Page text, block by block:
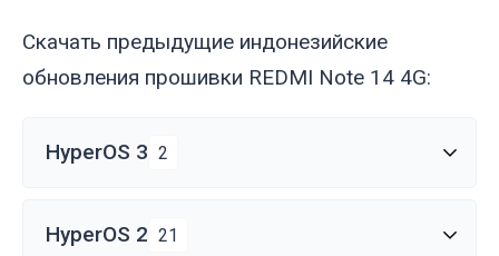
Скачать предыдущие индонезийские
обновления прошивки REDMI Note 14 4G:
HyperOS 3 2
HyperOS 2 21